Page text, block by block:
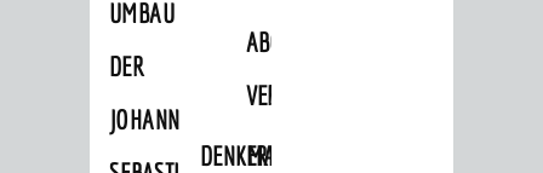
UMBAU
DER
JOHANN-
ABGESCHLOSSENE
VERFAHREN
DENKMALSCHUTZ
ERHALTUNGSSATZUNGEN